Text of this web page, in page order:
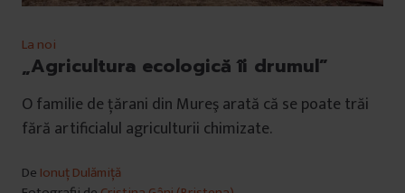
La noi
„Agricultura ecologică îi drumul”
O familie de ţărani din Mureş arată că se poate trăi
fără artificialul agriculturii chimizate.
De Ionuț Dulămiță